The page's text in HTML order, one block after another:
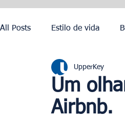
All Posts Estilo de vida
Roma Dubai
Olimpíadas de Paris 2024
Um
Airbnb.
UpperKey